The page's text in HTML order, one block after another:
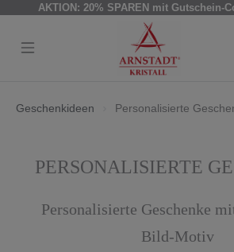
AKTION: 20% SPAREN mit Gutschein-
Geschenkideen Personalisierte
PERSONALISIERTE
Personalisierte Geschenke
Bild-Motiv